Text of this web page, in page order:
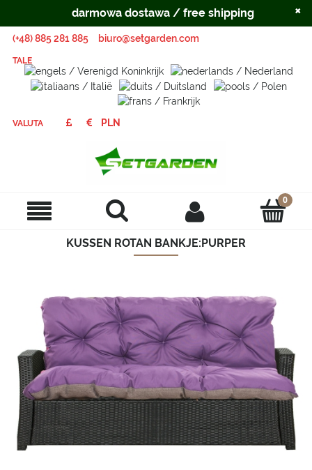
(+48) 885 281 885 biuro@setgarden.com
TALE
VALUTA
KUSSEN ROTAN BANKJE:PURPER
darmowa dostawa / free shipping ×